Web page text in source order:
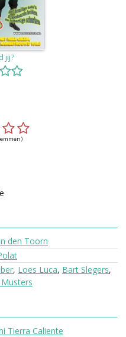
jij?
den Toorn
, Loes Luca, Bart Slegers,
Tierra Caliente